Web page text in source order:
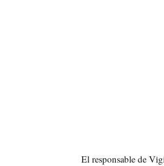
El responsable de